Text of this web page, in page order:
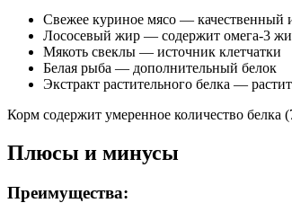
Пищевая ценность
Белок (%)
7.5
Жир (%)
8
Клетчатка (%)
0.5
Зола (%)
Влага (%)
Калорийность (ккал/100г) 111
Свежее куриное мясо — качественный
Лососевый жир — содержит омега-3
Мякоть свеклы — источник клетчатки
Белая рыба — дополнительный белок
Экстракт растительного белка —
Корм содержит умеренное количество белка
Плюсы и минусы
Преимущества: